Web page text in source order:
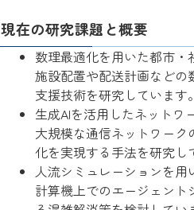
現在の研究課題と概要
数理最適化を用いた都市・
施設配置や配送計画など
支援技術を研究しています。
生成AIを活用したネットワ
大規模な通信ネットワー
化を実現する手法を研究し
人流シミュレーションを用
計算機上でのエージェン